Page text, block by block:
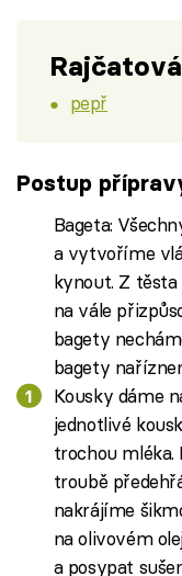
pepř
Postup
Bageta:
a vytvoříme
kynout. Z
na vále
bagety
bagety
Kousky dáme
jednotlivé
trochou mléka.
troubě
nakrájíme
na olivovém
a posypat